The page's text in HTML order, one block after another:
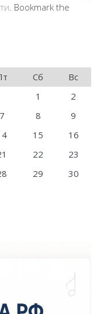
. Bookmark the
Сб
Вс
1
2
7 8
9
15
16
22
23
29
30